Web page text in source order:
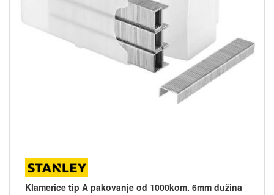
Klamerice tip A pakovanje od 1000kom. 6mm dužina